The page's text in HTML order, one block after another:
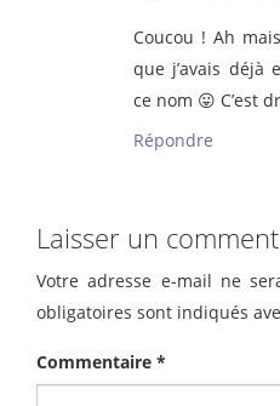
Coucou ! Ah
que j’avais déjà
ce nom 😛 C’est
Répondre
Laisser un
Votre adresse e-mail ne
obligatoires sont indiqués
Commentaire *